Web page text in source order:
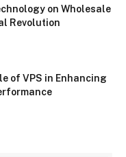
on Wholesale
Revolution
of VPS in Enhancing